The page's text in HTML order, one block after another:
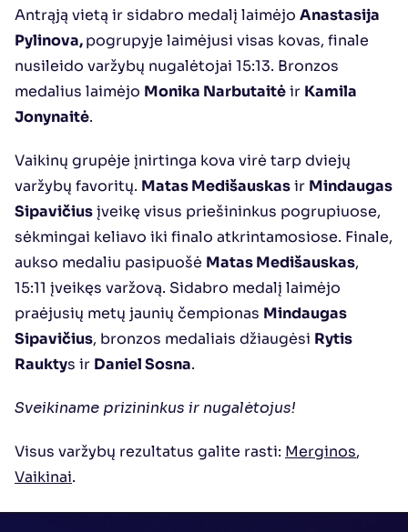
Antrąją vietą ir sidabro medalį laimėjo Anastasija
Pylinova, pogrupyje laimėjusi visas kovas, finale
nusileido varžybų nugalėtojai 15:13. Bronzos
medalius laimėjo Monika Narbutaitė ir Kamila
Jonynaitė.
Vaikinų grupėje įnirtinga kova virė tarp dviejų
varžybų favoritų. Matas Medišauskas ir Mindaugas
Sipavičius įveikę visus priešininkus pogrupiuose,
sėkmingai keliavo iki finalo atkrintamosiose. Finale,
aukso medaliu pasipuošė Matas Medišauskas,
15:11 įveikęs varžovą. Sidabro medalį laimėjo
praėjusių metų jaunių čempionas Mindaugas
Sipavičius, bronzos medaliais džiaugėsi Rytis
Rauktys ir Daniel Sosna.
Sveikiname prizininkus ir nugalėtojus!
Visus varžybų rezultatus galite rasti: Merginos
Vaikinai.